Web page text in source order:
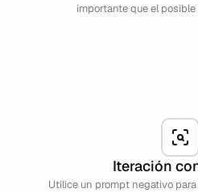
importante que el
Iteración
Utilice un prompt negativo